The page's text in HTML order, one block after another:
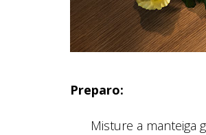
Preparo:
Misture a manteiga